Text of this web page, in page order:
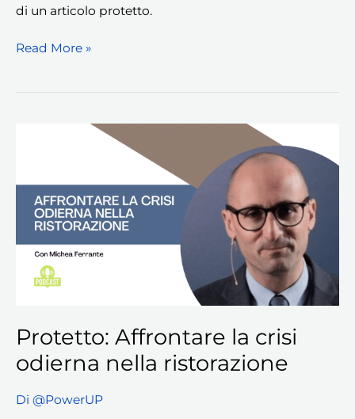
di un articolo protetto.
Read More »
Protetto: Affrontare la crisi
odierna nella ristorazione
Di @PowerUP
crisi
odierna
nella
ristorazione